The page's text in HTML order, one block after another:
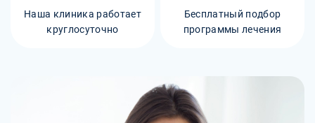
Наша клиника работает
круглосуточно
Бесплатный подбор
программы лечения